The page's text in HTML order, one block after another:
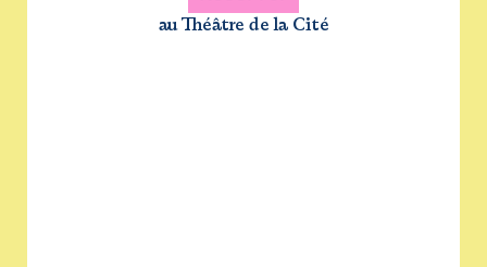
au Théâtre de la Cité